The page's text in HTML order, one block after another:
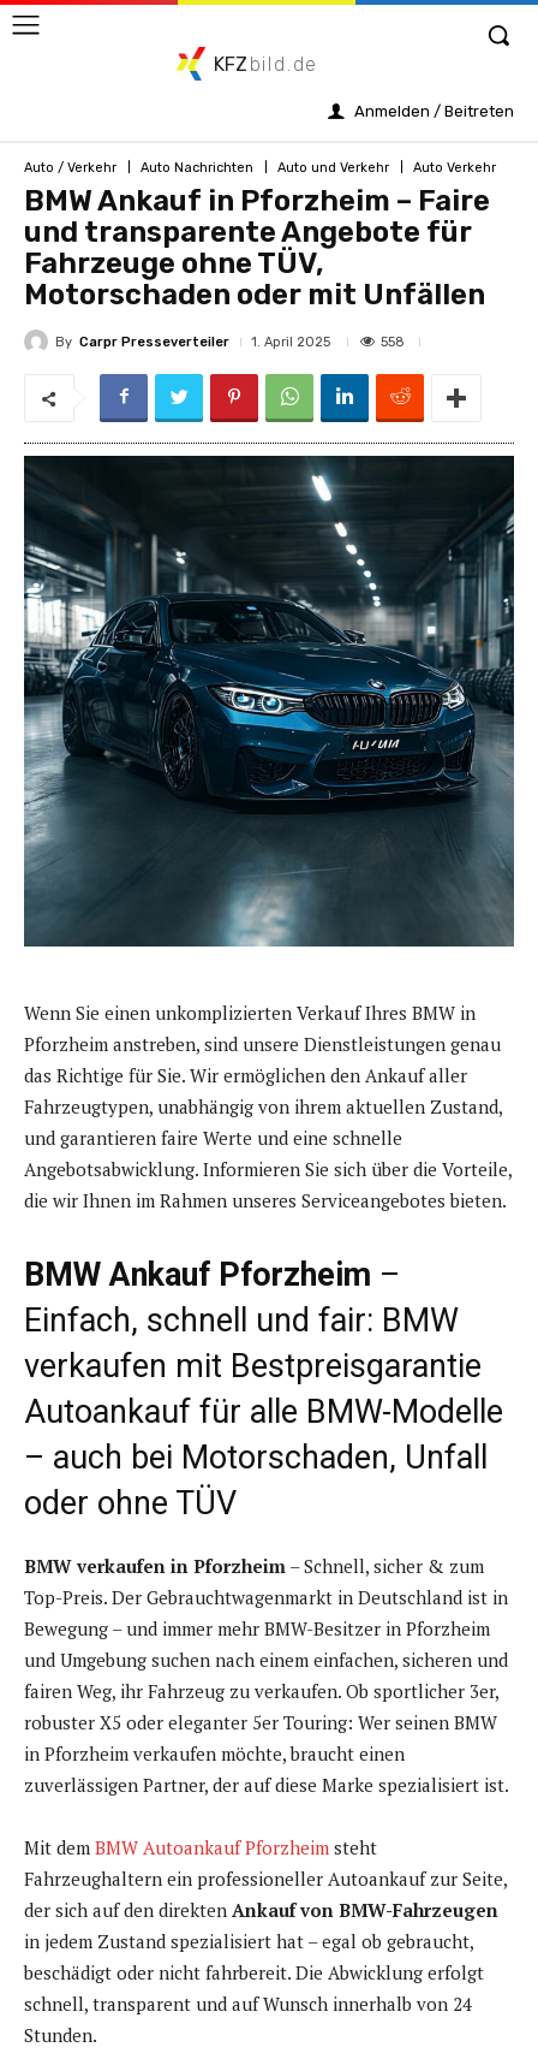
KFZ bild.de
Anmelden / Beitreten
Auto / Verkehr Auto Nachrichten Auto und Verkehr Auto Verkehr
BMW Ankauf in Pforzheim – Faire
und transparente Angebote für
Fahrzeuge ohne TÜV,
Motorschaden oder mit Unfällen
By Carpr Presseverteiler 1. April 2025 558
Wenn Sie einen unkomplizierten Verkauf Ihres BMW in
Pforzheim anstreben, sind unsere Dienstleistungen genau
das Richtige für Sie. Wir ermöglichen den Ankauf aller
Fahrzeugtypen, unabhängig von ihrem aktuellen Zustand,
und garantieren faire Werte und eine schnelle
Angebotsabwicklung. Informieren Sie sich über die Vorteile,
die wir Ihnen im Rahmen unseres Serviceangebotes bieten.
BMW Ankauf Pforzheim –
Einfach, schnell und fair: BMW
verkaufen mit Bestpreisgarantie
Autoankauf für alle BMW-Modelle
– auch bei Motorschaden, Unfall
oder ohne TÜV
BMW verkaufen in Pforzheim – Schnell, sicher & zum
Top-Preis. Der Gebrauchtwagenmarkt in Deutschland ist in
Bewegung – und immer mehr BMW-Besitzer in Pforzheim
und Umgebung suchen nach einem einfachen, sicheren und
fairen Weg, ihr Fahrzeug zu verkaufen. Ob sportlicher 3er,
robuster X5 oder eleganter 5er Touring: Wer seinen BMW
in Pforzheim verkaufen möchte, braucht einen
zuverlässigen Partner, der auf diese Marke spezialisiert ist.
Mit dem BMW Autoankauf Pforzheim steht
Fahrzeughaltern ein professioneller Autoankauf zur Seite,
der sich auf den direkten Ankauf von BMW-Fahrzeugen
in jedem Zustand spezialisiert hat – egal ob gebraucht,
beschädigt oder nicht fahrbereit. Die Abwicklung erfolgt
schnell, transparent und auf Wunsch innerhalb von 24
Stunden.